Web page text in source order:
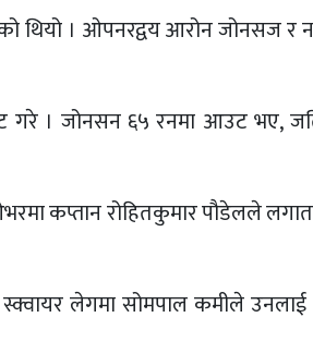
थियो । ओपनरद्वय आरोन जोनसज र
गरे । जोनसन ६५ रनमा आउट भए,
कप्तान रोहितकुमार पौडेलले
लेगमा सोमपाल कमीले